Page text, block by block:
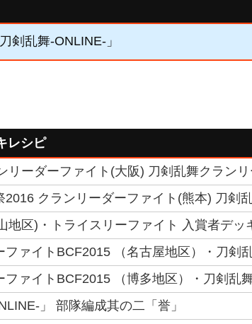
剣乱舞-ONLINE-」
レシピ
リーダーファイト(大阪) 刀剣乱舞クラン
2016 クランリーダーファイト(熊本) 刀剣
地区)・トライスリーファイト 入賞者デ
ファイトBCF2015 （名古屋地区）・刀
ファイトBCF2015 （博多地区）・刀剣
」 部隊編成其の二「誉」